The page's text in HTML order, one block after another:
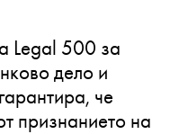
Legal 500 за
дело и
че
признанието на